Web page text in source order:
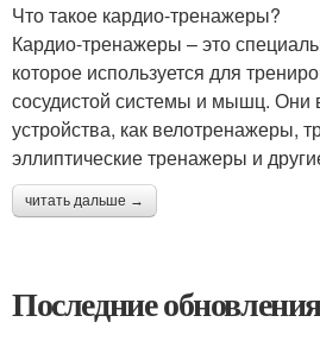
Что такое кардио-тренажеры?
Кардио-тренажеры – это
которое используется для
сосудистой системы и мышц. Они
устройства, как велотренажеры,
эллиптические тренажеры и
читать дальше →
Последние